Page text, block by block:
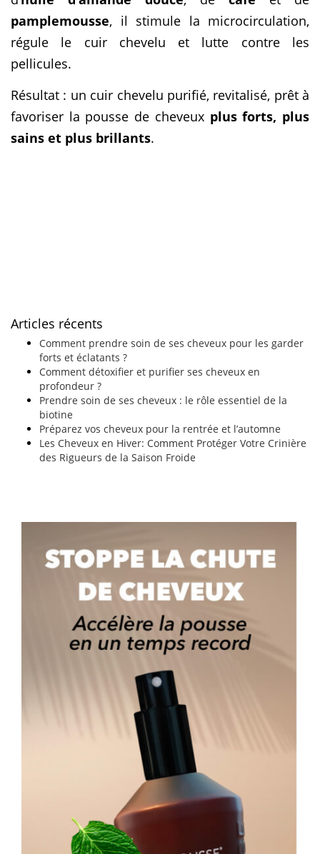
pamplemousse, il stimule la microcirculation,
régule le cuir chevelu et lutte contre les
pellicules.
Résultat : un cuir chevelu purifié, revitalisé, prêt à
favoriser la pousse de cheveux plus forts, plus
sains et plus brillants.
Articles récents
Comment prendre soin de ses cheveux pour les garder
forts et éclatants ?
Comment détoxifier et purifier ses cheveux en
profondeur ?
Prendre soin de ses cheveux : le rôle essentiel de la
biotine
Préparez vos cheveux pour la rentrée et l’automne
Les Cheveux en Hiver: Comment Protéger Votre Crinière
des Rigueurs de la Saison Froide​